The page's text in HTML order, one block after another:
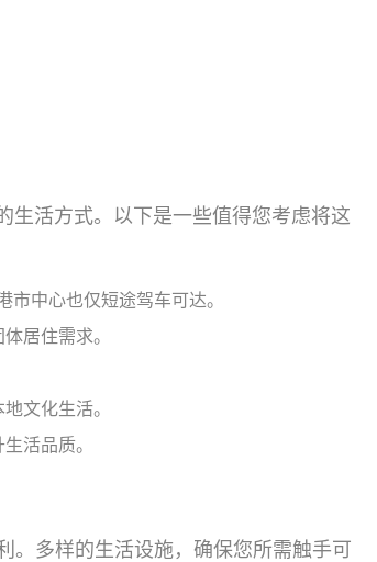
生活方式。以下是一些值得您考虑将这
中心也仅短途驾车可达。
居住需求。
文化生活。
活品质。
。多样的生活设施，确保您所需触手可